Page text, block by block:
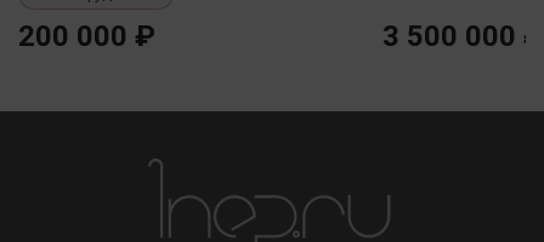
200 000 ₽ 3 500 000 ₽